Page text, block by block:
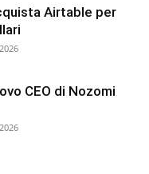
Airtable per
CEO di Nozomi